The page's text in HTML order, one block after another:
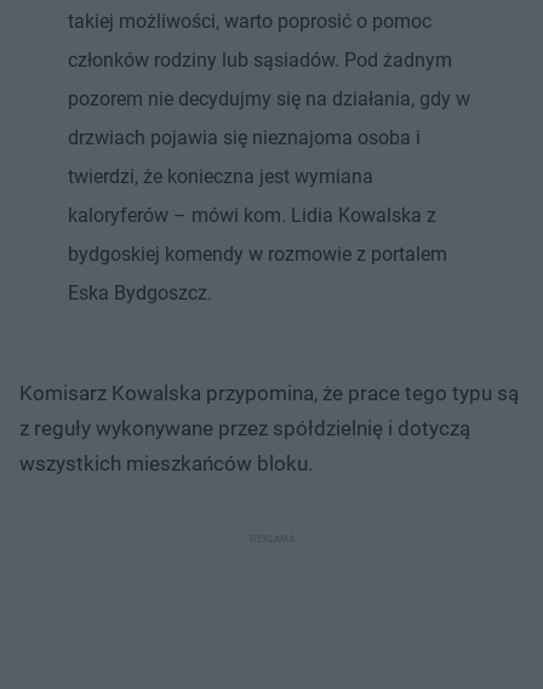
takiej możliwości, warto poprosić o pomoc
członków rodziny lub sąsiadów. Pod żadnym
pozorem nie decydujmy się na działania, gdy w
drzwiach pojawia się nieznajoma osoba i
twierdzi, że konieczna jest wymiana
kaloryferów – mówi kom. Lidia Kowalska z
bydgoskiej komendy w rozmowie z portalem
Eska Bydgoszcz.
Komisarz Kowalska przypomina, że prace tego typu są
z reguły wykonywane przez spółdzielnię i dotyczą
wszystkich mieszkańców bloku.